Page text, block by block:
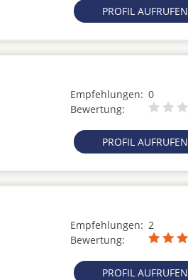
PROFIL AUFRUFEN
Empfehlungen: 0
Bewertung:
PROFIL AUFRUFEN
Empfehlungen: 2
Bewertung:
PROFIL AUFRUFEN